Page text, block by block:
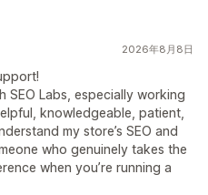
2026年8月8日
SEO Labs, especially working
knowledgeable, patient,
my store’s SEO and
who genuinely takes the
when you’re running a